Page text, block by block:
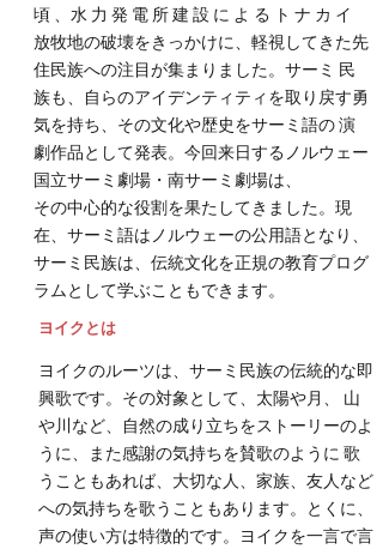
ヨイクとは
ヨイクのルーツは、サーミ民族の伝統的な即
興歌です。その対象として、太陽や月、 山
や川など、自然の成り立ちをストーリーのよ
うに、また感謝の気持ちを賛歌のように 歌
うこともあれば、大切な人、家族、友人など
への気持ちを歌うこともあります。とくに、
声の使い方は特徴的です。ヨイクを一言で言
頃 、水 力 発 電 所 建 設 に よ る ト ナ カ イ
放牧地の破壊をきっかけに、軽視してきた先
住民族への注目が集まりました。サーミ 民
族も、自らのアイデンティティを取り戻す勇
気を持ち、その文化や歴史をサーミ語の 演
劇作品として発表。今回来日するノルウェー
国立サーミ劇場・南サーミ劇場は、
その中心的な役割を果たしてきました。現
在、サーミ語はノルウェーの公用語となり、
サーミ民族は、伝統文化を正規の教育プログ
ラムとして学ぶこともできます。